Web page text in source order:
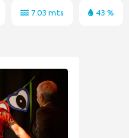
7.03 mts 43 %